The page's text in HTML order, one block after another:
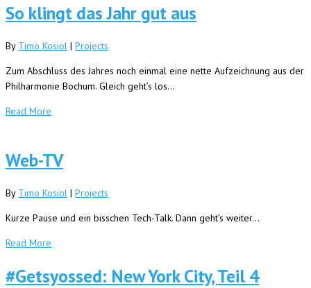
So klingt das Jahr gut aus
By Timo Kosiol | Projects
Zum Abschluss des Jahres noch einmal eine nette Aufzeichnung aus der
Philharmonie Bochum. Gleich geht’s los…
Read More
Web-TV
By Timo Kosiol | Projects
Kurze Pause und ein bisschen Tech-Talk. Dann geht’s weiter…
Read More
#Getsyossed: New York City, Teil 4